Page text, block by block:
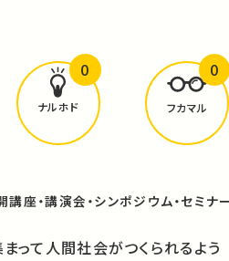
な学びがありましたか？
ナルホド
0
フカマル
0
講座・講演会・シンポジウム・セミナ
って人間社会がつくられるよう